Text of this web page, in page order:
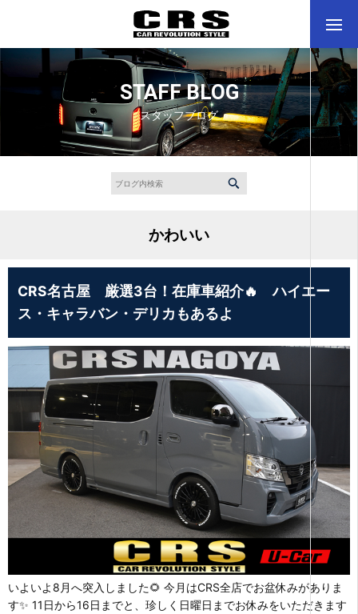
STAFF BLOG
スタッフブログ
かわいい
CRS名古屋 厳選3台！在庫車紹介🔥 ハイエー
ス・キャラバン・デリカもあるよ
いよいよ8月へ突入しました🌻 今月はCRS全店でお盆休みがありま
す✨ 11日から16日までと、珍しく日曜日までお休みをいただきます